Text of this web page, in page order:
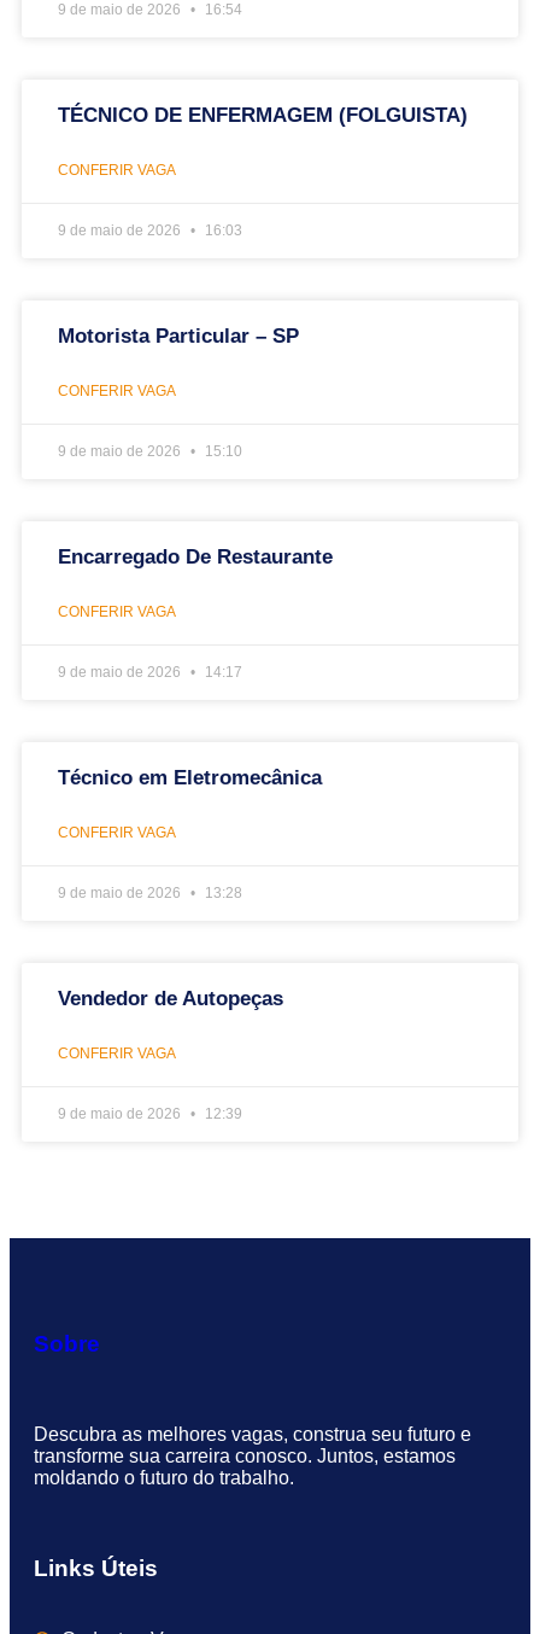
9 de maio de 2026 16:54
TÉCNICO DE ENFERMAGEM (FOLGUISTA)
CONFERIR VAGA
9 de maio de 2026 16:03
Motorista Particular – SP
CONFERIR VAGA
9 de maio de 2026 15:10
Encarregado De Restaurante
CONFERIR VAGA
9 de maio de 2026 14:17
Técnico em Eletromecânica
CONFERIR VAGA
9 de maio de 2026 13:28
Vendedor de Autopeças
CONFERIR VAGA
9 de maio de 2026 12:39
Sobre
Descubra as melhores vagas, construa seu futuro e
transforme sua carreira conosco. Juntos, estamos
moldando o futuro do trabalho.
Links Úteis